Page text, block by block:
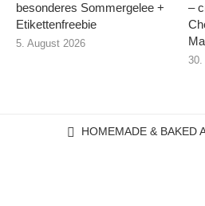
besonderes Sommergelee +
Etikettenfreebie
5. August 2026
–
HOMEMADE & BAKED